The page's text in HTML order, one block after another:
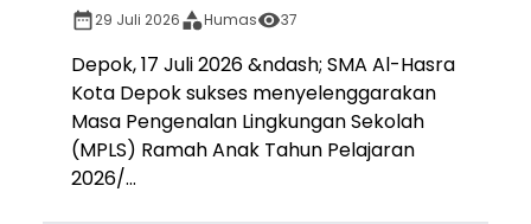
29 Juli 2026 Humas 37
Depok, 17 Juli 2026 &ndash; SMA Al-Hasra
Kota Depok sukses menyelenggarakan
Masa Pengenalan Lingkungan Sekolah
(MPLS) Ramah Anak Tahun Pelajaran
2026/...